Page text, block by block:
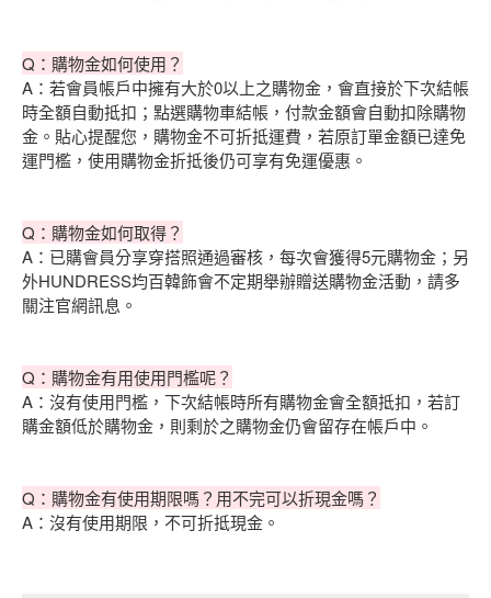
Q：購物金如何使用？
A：若會員帳戶中擁有大於0以上之購物金，會直接於下次結帳
時全額自動抵扣；點選購物車結帳，付款金額會自動扣除購物
金。貼心提醒您，購物金不可折抵運費，若原訂單金額已達免
運門檻，使用購物金折抵後仍可享有免運優惠。
Q：購物金如何取得？
A：已購會員分享穿搭照通過審核，每次會獲得5元購物金；另
外HUNDRESS均百韓飾會不定期舉辦贈送購物金活動，請多
關注官網訊息。
Q：購物金有用使用門檻呢？
A：沒有使用門檻，下次結帳時所有購物金會全額抵扣，若訂
購金額低於購物金，則剩於之購物金仍會留存在帳戶中。
Q：購物金有使用期限嗎？用不完可以折現金嗎？
A：沒有使用期限，不可折抵現金。